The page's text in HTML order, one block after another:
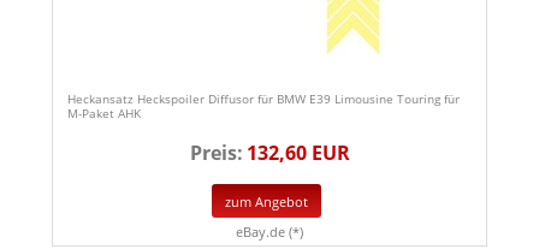
Heckansatz Heckspoiler Diffusor für BMW E39 Limousine Touring für
M-Paket AHK
Preis: 132,60 EUR
zum Angebot
eBay.de (*)